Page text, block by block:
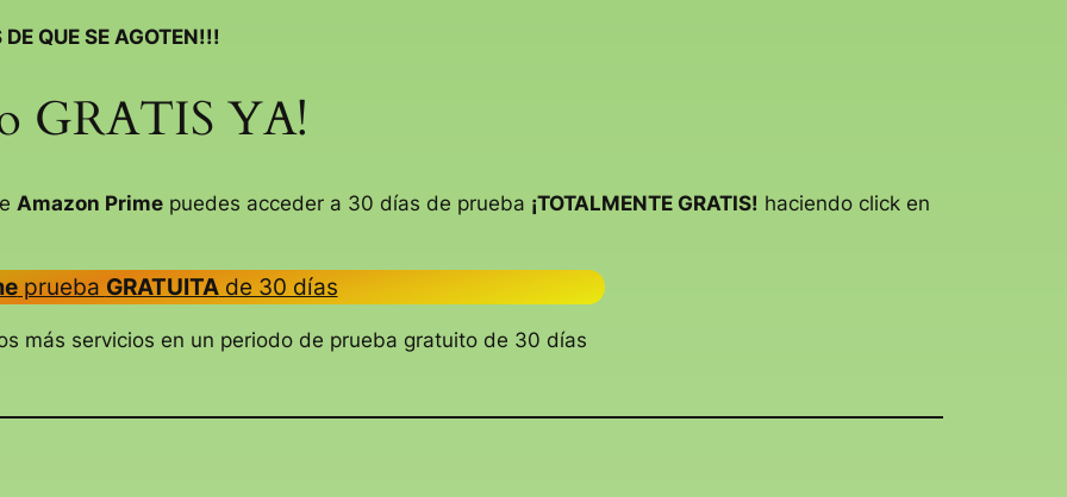
QUE SE AGOTEN!!!
GRATIS YA!
Amazon Prime puedes acceder a 30 días de prueba ¡TOTALMENTE GRATIS! haciendo click en
prueba GRATUITAde 30 días
más servicios en un periodo de prueba gratuito de 30 días